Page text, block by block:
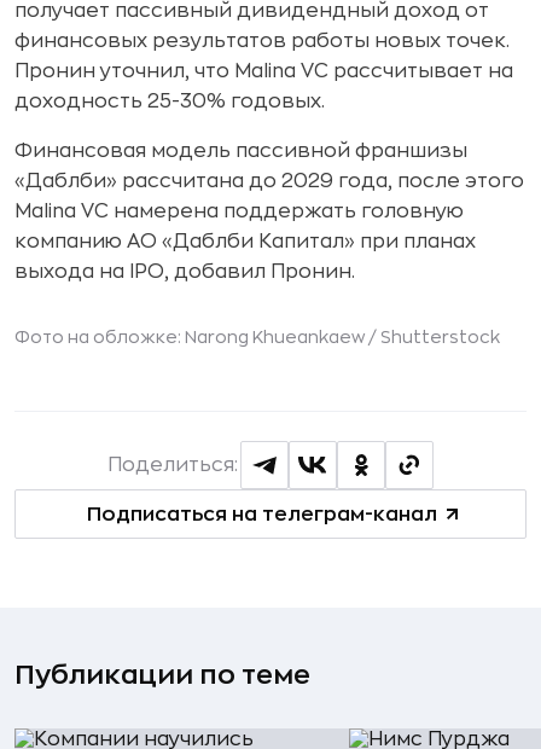
получает пассивный дивидендный доход от
финансовых результатов работы новых точек.
Пронин уточнил, что Malina VC рассчитывает на
доходность 25-30% годовых.
Финансовая модель пассивной франшизы
«Даблби» рассчитана до 2029 года, после этого
Malina VC намерена поддержать головную
компанию АО «Даблби Капитал» при планах
выхода на IPO, добавил Пронин.
Фото на обложке: Narong Khueankaew / Shutterstock
Подписаться на телеграм-канал
Поделиться:
Публикации по теме